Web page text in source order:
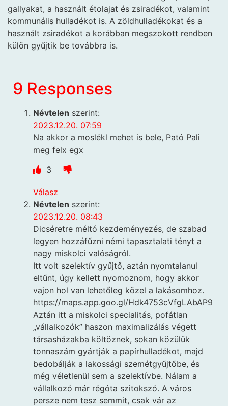
gallyakat, a használt étolajat és zsiradékot, valamint
kommunális hulladékot is. A zöldhulladékokat és a
használt zsiradékot a korábban megszokott rendben
külön gyűjtik be továbbra is.
9 Responses
Névtelen szerint:
2023.12.20. 07:59
Na akkor a moslékl mehet is bele, Pató Pali
meg felx egx
3
Válasz
Névtelen szerint:
2023.12.20. 08:43
Dicséretre méltó kezdeményezés, de szabad
legyen hozzáfűzni némi tapasztalati tényt a
nagy miskolci valóságról.
Itt volt szelektív gyűjtő, aztán nyomtalanul
eltűnt, úgy kellett nyomoznom, hogy akkor
vajon hol van lehetőleg közel a lakásomhoz.
https://maps.app.goo.gl/Hdk4753cVfgLAbAP9
Aztán itt a miskolci specialitás, pofátlan
„vállalkozók” haszon maximalizálás végett
társasházakba költöznek, sokan közülük
tonnaszám gyártják a papírhulladékot, majd
bedobálják a lakossági szemétgyűjtőbe, és
még véletlenül sem a szelektívbe. Nálam a
vállalkozó már régóta szitokszó. A város
persze nem tesz semmit, csak vár az